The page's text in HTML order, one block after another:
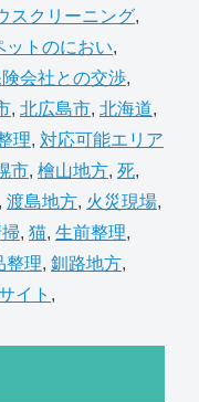
スクリーニング,
ットのにおい,
会社との交渉,
, 北広島市, 北海道,
理, 対応可能エリア
市, 檜山地方, 死,
, 渡島地方, 火災現場,
, 猫, 生前整理,
整理, 釧路地方,
イト ,